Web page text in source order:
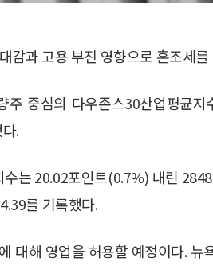
감과 고용 부진 영향으로 혼조세
주 중심의 다우존스30산업평균
.
는 20.02포인트(0.7%) 내린
를 기록했다.
대해 영업을 허용할 예정이다. 뉴